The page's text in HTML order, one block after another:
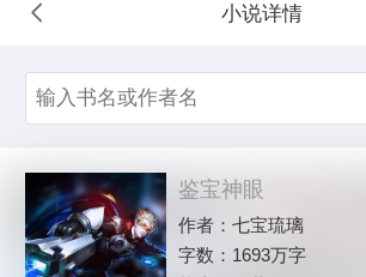
小说详情
鉴宝神眼
作者：七宝琉璃
字数： 1693万字